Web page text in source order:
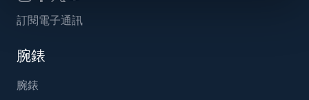
訂閱電子通訊
腕錶
腕錶